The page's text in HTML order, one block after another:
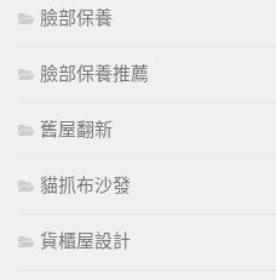
臉部保養
臉部保養推薦
舊屋翻新
貓抓布沙發
貨櫃屋設計